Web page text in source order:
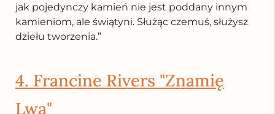
jak pojedynczy kamień nie jest poddany innym
kamieniom, ale świątyni. Służąc czemuś, służysz
dziełu tworzenia.”
4. Francine Rivers "Znamię
Lwa"